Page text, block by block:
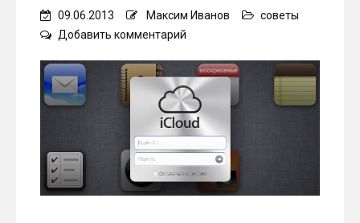
09.06.2013 Максим Иванов
советы
Добавить комментарий
удаленно
заблокировать
iPad
или
iPhone?